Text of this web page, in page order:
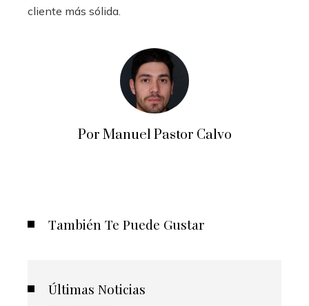
cliente más sólida.
Por Manuel Pastor Calvo
También Te Puede Gustar
Últimas Noticias